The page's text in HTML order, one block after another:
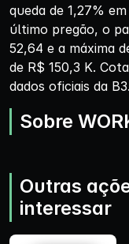
queda de 1,27%
último pregão, o
52,64 e a máxima
de R$ 150,3 K.
dados oficiais da B3.
Sobre
Outras
interessar